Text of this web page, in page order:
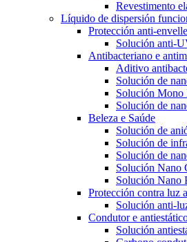
Revestimento
Líquido de dispersión
Protección anti-
Solución anti-
Antibacteriano e
Aditivo
Solución de
Solución Mono
Solución de
Beleza e Saúde
Solución de
Solución de
Solución de
Solución Nano
Solución Nano
Protección contra luz
Solución anti-
Condutor e
Solución